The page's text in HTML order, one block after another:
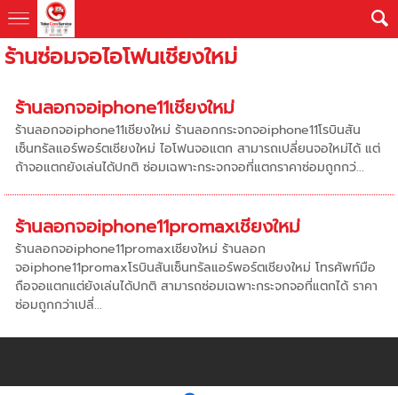
ร้านซ่อมจอไอโฟนเชียงใหม่
ร้านลอกจอiphone11เชียงใหม่
ร้านลอกจอiphone11เชียงใหม่ ร้านลอกกระจกจอiphone11โรบินสัน
เซ็นทรัลแอร์พอร์ตเชียงใหม่ ไอโฟนจอแตก สามารถเปลี่ยนจอใหม่ได้ แต่
ถ้าจอแตกยังเล่นได้ปกติ ซ่อมเฉพาะกระจกจอที่แตกราคาซ่อมถูกกว่...
ร้านลอกจอiphone11promaxเชียงใหม่
ร้านลอกจอiphone11promaxเชียงใหม่ ร้านลอก
จอiphone11promaxโรบินสันเซ็นทรัลแอร์พอร์ตเชียงใหม่ โทรศัพท์มือ
ถือจอแตกแต่ยังเล่นได้ปกติ สามารถซ่อมเฉพาะกระจกจอที่แตกได้ ราคา
ซ่อมถูกกว่าเปลี่...